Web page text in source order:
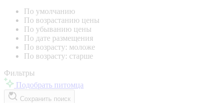
По умолчанию
По возрастанию цены
По убыванию цены
По дате размещения
По возрасту: моложе
По возрасту: старше
Фильтры
Подобрать питомца
Сохранить поиск